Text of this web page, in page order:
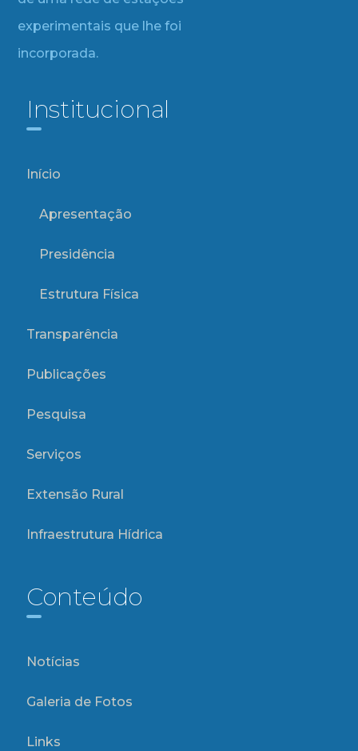
experimentais que lhe foi
incorporada.
Institucional
Início
Apresentação
Presidência
Estrutura Física
Transparência
Publicações
Pesquisa
Serviços
Extensão Rural
Infraestrutura Hídrica
Conteúdo
Notícias
Galeria de Fotos
Links